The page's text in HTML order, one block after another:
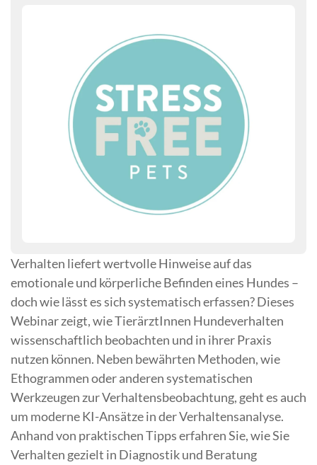
Verhalten liefert wertvolle Hinweise auf das
emotionale und körperliche Befinden eines Hundes –
doch wie lässt es sich systematisch erfassen? Dieses
Webinar zeigt, wie TierärztInnen Hundeverhalten
wissenschaftlich beobachten und in ihrer Praxis
nutzen können. Neben bewährten Methoden, wie
Ethogrammen oder anderen systematischen
Werkzeugen zur Verhaltensbeobachtung, geht es auch
um moderne KI-Ansätze in der Verhaltensanalyse.
Anhand von praktischen Tipps erfahren Sie, wie Sie
Verhalten gezielt in Diagnostik und Beratung